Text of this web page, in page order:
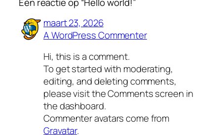
maart 23, 2026
A WordPress Commenter
Hi, this is a comment.
To get started with moderating,
editing, and deleting comments,
please visit the Comments screen in
the dashboard.
Commenter avatars come from
Gravatar.